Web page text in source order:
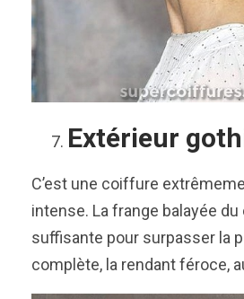
Extérieur
C’est une coiffure
intense. La frange balayée
suffisante pour surpasser la
complète, la rendant féroce,